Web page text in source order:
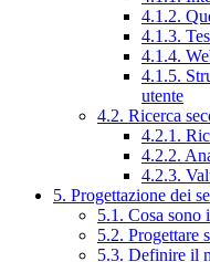
4.1.2.
4.1.3.
4.1.4.
4.1.5.
utente
4.2. Ricerca
4.2.1.
4.2.2.
4.2.3.
5. Progettazione dei
5.1. Cosa sono
5.2. Progettare
5.3. Definire il